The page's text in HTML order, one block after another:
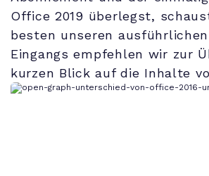
Office 2019 überlegst,
besten unseren
Eingangs empfehlen wir zur
kurzen Blick auf die Inhalte